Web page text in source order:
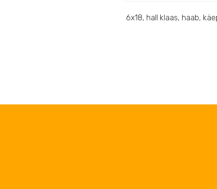
6x18, hall klaas, haab,